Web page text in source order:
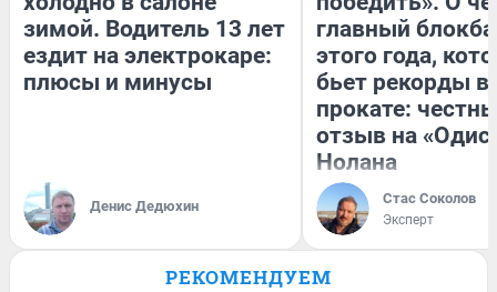
зимой. Водитель 13 лет
ездит на электрокаре:
плюсы и минусы
Денис Дедюхин
главный
этого года,
бьет рекорды в
прокате:
отзыв на
Нолана
Стас Соколов
Эксперт
РЕКОМЕНДУЕМ